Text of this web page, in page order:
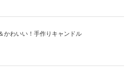
かわいい！手作りキャンドル